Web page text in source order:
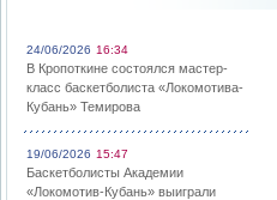
24/06/2026 16:34
В Кропоткине состоялся мастер-
класс баскетболиста «Локомотива-
Кубань» Темирова
19/06/2026 15:47
Баскетболисты Академии
«Локомотив-Кубань» выиграли